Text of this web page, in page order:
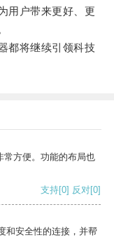
户带来更好、更
将继续引领科技
常方便。功能的布局也
支持[0] 反对[0]
和安全性的连接，并帮